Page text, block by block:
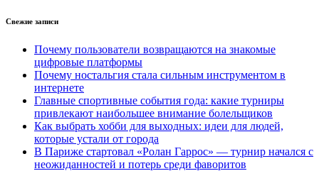
Свежие записи
Почему пользователи возвращаются на знакомые
цифровые платформы
Почему ностальгия стала сильным инструментом в
интернете
Главные спортивные события года: какие турниры
привлекают наибольшее внимание болельщиков
Как выбрать хобби для выходных: идеи для людей,
которые устали от города
В Париже стартовал «Ролан Гаррос» — турнир начался с
неожиданностей и потерь среди фаворитов